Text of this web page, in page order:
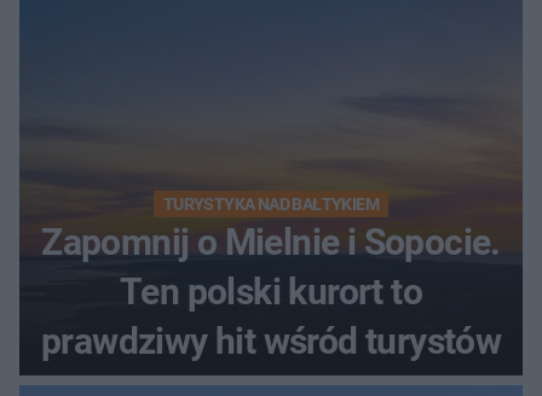
TURYSTYKA NAD BAŁTYKIEM
Zapomnij o Mielnie i Sopocie.
Ten polski kurort to
prawdziwy hit wśród turystów